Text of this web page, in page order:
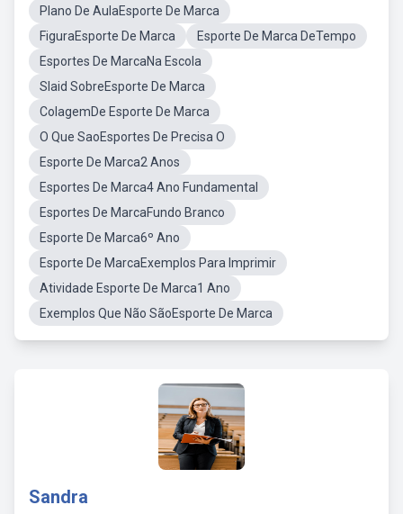
Plano De AulaEsporte De Marca
FiguraEsporte De Marca
Esporte De Marca DeTempo
Esportes De MarcaNa Escola
Slaid SobreEsporte De Marca
ColagemDe Esporte De Marca
O Que SaoEsportes De Precisa O
Esporte De Marca2 Anos
Esportes De Marca4 Ano Fundamental
Esportes De MarcaFundo Branco
Esporte De Marca6º Ano
Esporte De MarcaExemplos Para Imprimir
Atividade Esporte De Marca1 Ano
Exemplos Que Não SãoEsporte De Marca
Sandra